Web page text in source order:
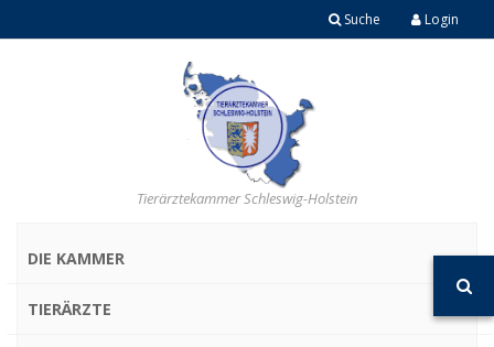
Login
Suche
Tierärztekammer Schleswig-Holstein
DIE KAMMER
TIERÄRZTE